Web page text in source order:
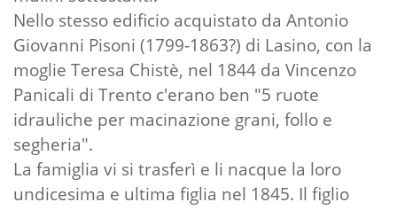
Nello stesso edificio acquistato da Antonio
Giovanni Pisoni (1799-1863?) di Lasino, con la
moglie Teresa Chistè, nel 1844 da Vincenzo
Panicali di Trento c'erano ben "5 ruote
idrauliche per macinazione grani, follo e
segheria".
La famiglia vi si trasferì e li nacque la loro
undicesima e ultima figlia nel 1845. Il figlio